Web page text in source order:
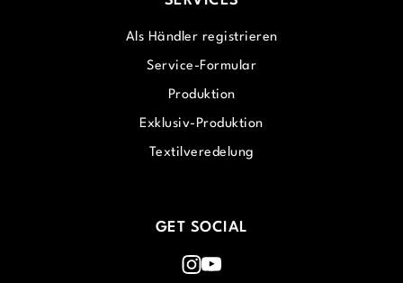
Als Händler registrieren
Service-Formular
Produktion
Exklusiv-Produktion
Textilveredelung
GET SOCIAL
Instagram
Youtube